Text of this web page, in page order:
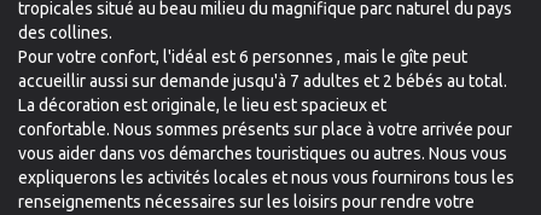
tropicales situé au beau milieu du magnifique parc naturel du pays
des collines.
Pour votre confort, l'idéal est 6 personnes , mais le gîte peut
accueillir aussi sur demande jusqu'à 7 adultes et 2 bébés au total.
La décoration est originale, le lieu est spacieux et
confortable. Nous sommes présents sur place à votre arrivée pour
vous aider dans vos démarches touristiques ou autres. Nous vous
expliquerons les activités locales et nous vous fournirons tous les
renseignements nécessaires sur les loisirs pour rendre votre